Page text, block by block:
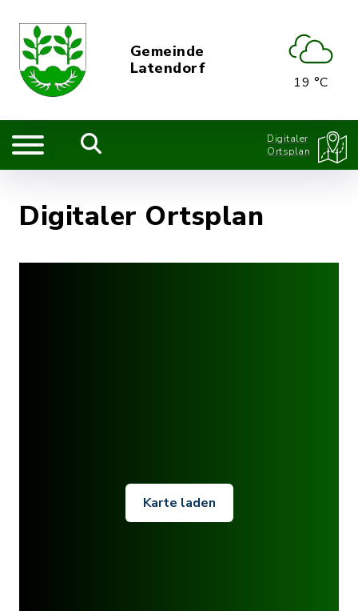
Gemeinde
Latendorf
19 °C
Digitaler
Ortsplan
Digitaler Ortsplan
Karte laden